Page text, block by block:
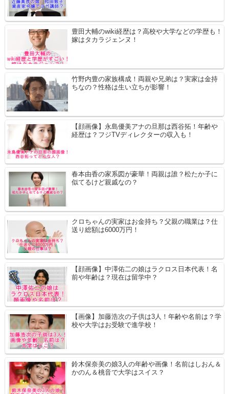
豊田大輔のwiki経歴は？高校や大学などの学歴も！
嫁はタカラジェンヌ！
竹野内豊の家族構成！両親や兄弟は？実家は金持
ちなの？性格は生い立ちが影響！
【顔画像】永島優美アナの旦那は西谷拓！年齢や
経歴は？フジTVディレクターの収入も！
春本由香の家系図が豪華！両親は誰？松たか子に
似てるけど親戚なの？
クロちゃんの実家はお金持ち？父親の職業は？仕
送り総額は6000万円！
【顔画像】中澤佑二の娘はラクロス日本代表！名
前や年齢は？現在は留学中？
【画像】加藤浩次の子供は3人！年齢や名前は？学
校や大学はお受験で進学校！
鈴木保奈美の娘3人の年齢や画像！名前はしおん＆
かのん＆桃音で大学はスイス？